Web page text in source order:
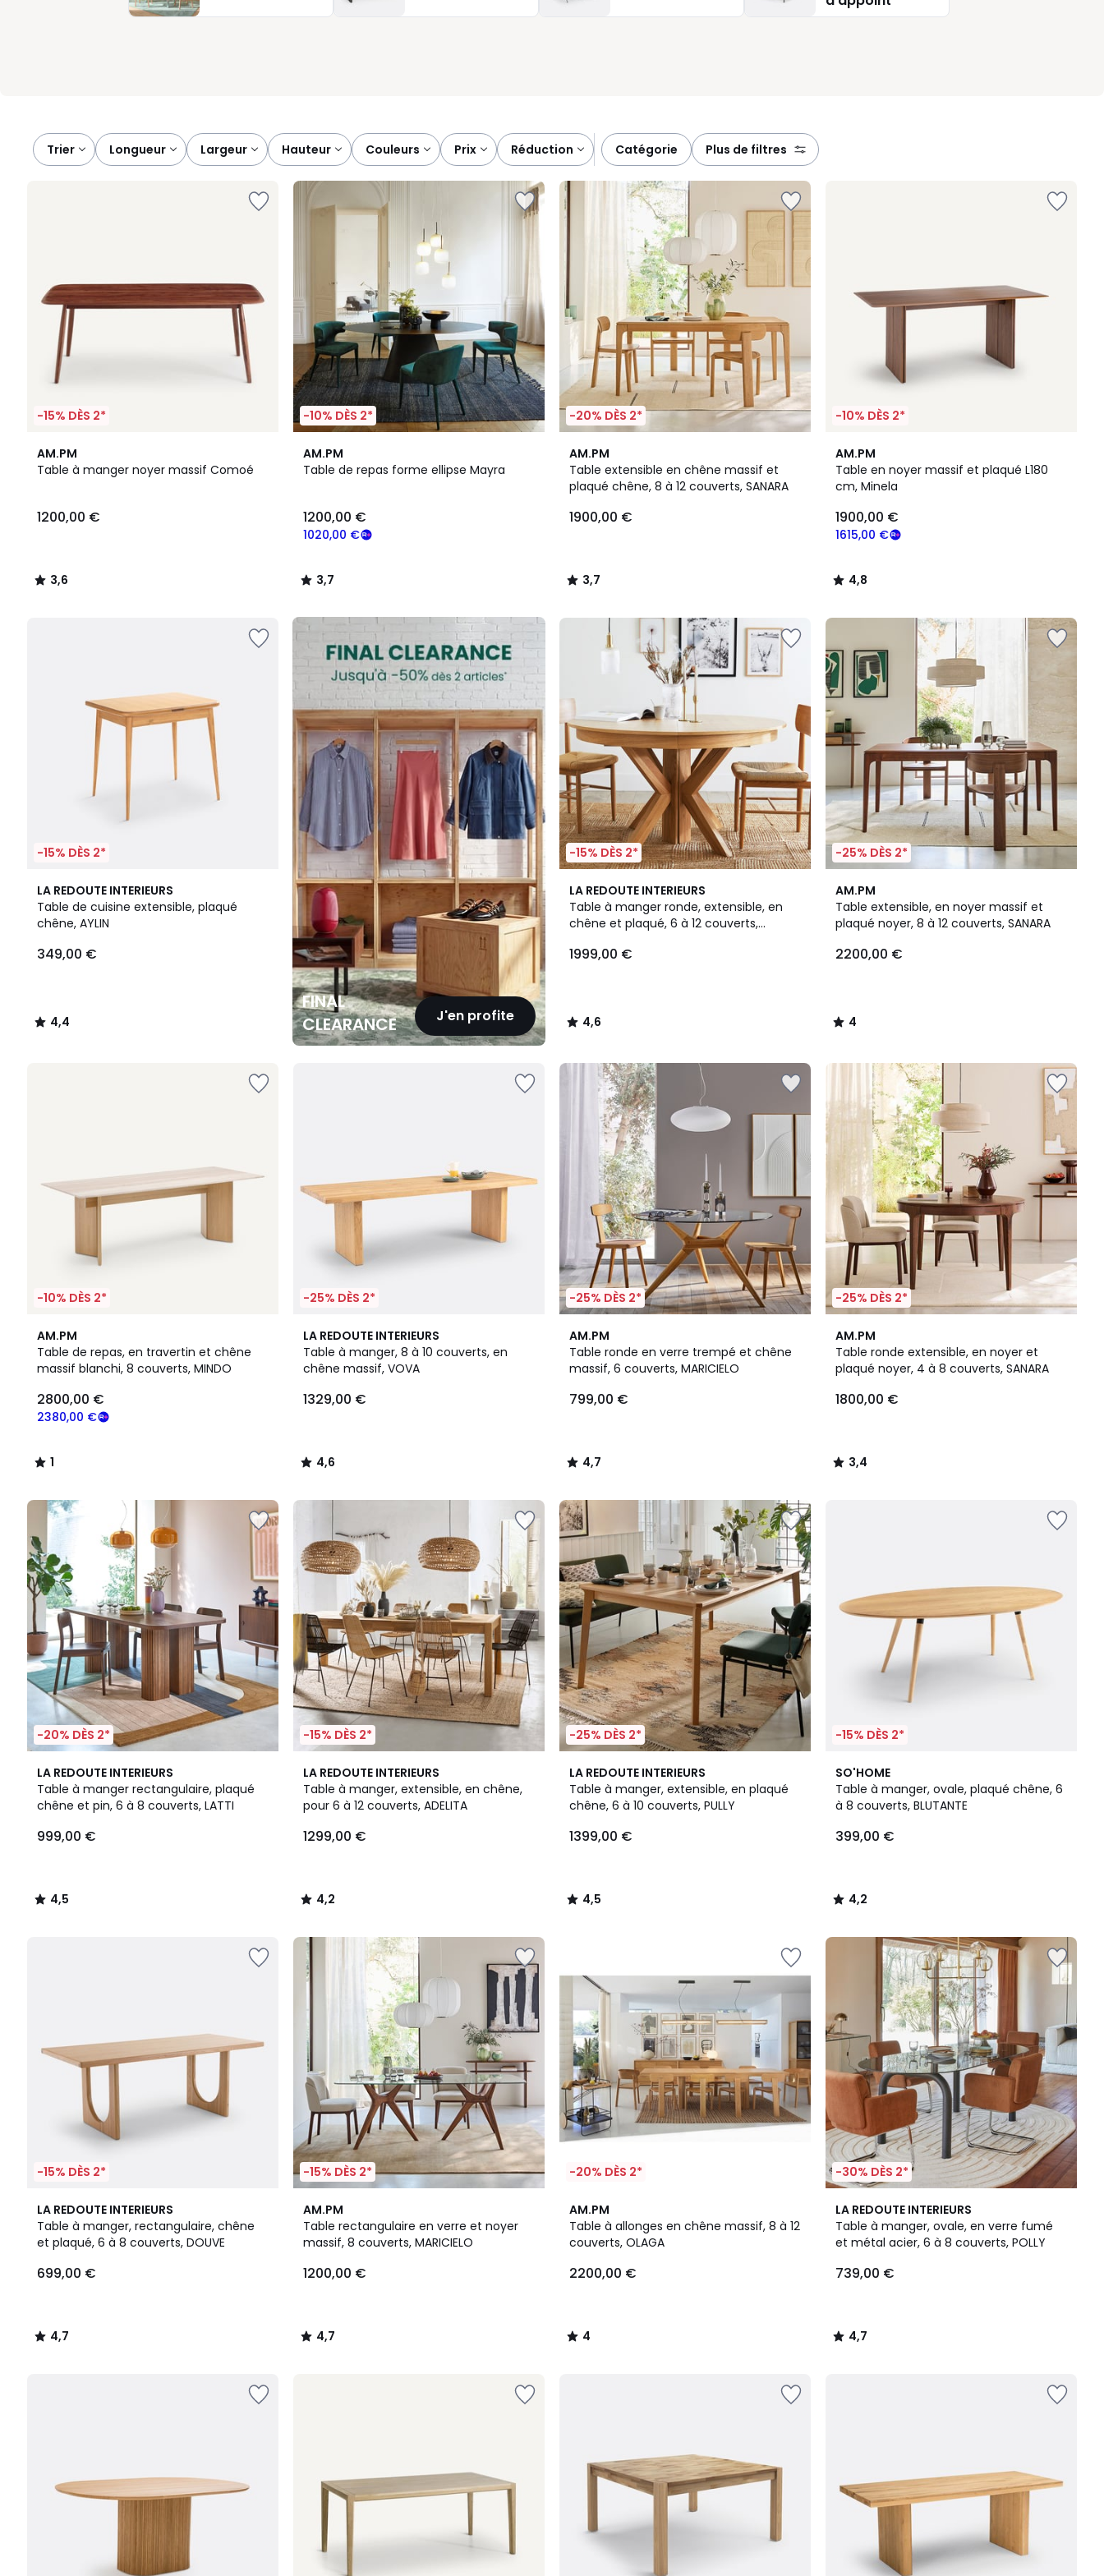
table se choisit avec soin, nous vous proposons différents produits et options pour créer un coin repas convivial et fonctionnel à
Trier longueur largeur hauteur couleurs prix réduction catégorie plus de filtres
-15% DÈS 2*
AM.PM
Table à manger noyer massif Comoé
€.
1200,00 €
3,6
/ 5
3,6
/
-10% DÈS 2*
AM.PM
Table de repas forme ellipse Mayra
1020,00 €
1200,00 €
3,7
/ 5
3,7
/
-20% DÈS 2*
AM.PM
Table extensible en chêne massif et
plaqué chêne, 8 à 12 couverts, SANARA
1900,00 €
3,7
/ 5
3,7
/
-10% DÈS 2*
AM.PM
Table en noyer massif et plaqué L180
cm, Minela
1615,00 €
1900,00 €
4,8
/ 5
4,8
/
-15% DÈS 2*
LA REDOUTE INTERIEURS
Table de cuisine extensible, plaqué
chêne, AYLIN
349,00 €
4,4
/ 5
4,4
/
FINAL
CLEARANCE
J'en profite
FINAL
CLEARANCE
-15% DÈS 2*
LA REDOUTE INTERIEURS
Table à manger ronde, extensible, en
chêne et plaqué, 6 à 12 couverts,
1999,00 €
4,6
/ 5
4,6
/
-25% DÈS 2*
AM.PM
Table extensible, en noyer massif et
plaqué noyer, 8 à 12 couverts, SANARA
2200,00 €
4
/
5
4
/
-10% DÈS 2*
AM.PM
Table de repas, en travertin et chêne
massif blanchi, 8 couverts, MINDO
2380,00 €
2800,00 €
1
/
5
1
/
-25% DÈS 2*
LA REDOUTE INTERIEURS
Table à manger, 8 à 10 couverts, en
chêne massif, VOVA
1329,00 €
4,6
/ 5
4,6
/
-25% DÈS 2*
AM.PM
Table ronde en verre trempé et chêne
massif, 6 couverts, MARICIELO
799,00 €
4,7
/ 5
4,7
/
-25% DÈS 2*
AM.PM
Table ronde extensible, en noyer et
plaqué noyer, 4 à 8 couverts, SANARA
1800,00 €
3,4
/ 5
3,4
/
-20% DÈS 2*
LA REDOUTE INTERIEURS
Table à manger rectangulaire, plaqué
chêne et pin, 6 à 8 couverts, LATTI
999,00 €
4,5
/ 5
4,5
/
-15% DÈS 2*
LA REDOUTE INTERIEURS
Table à manger, extensible, en chêne,
pour 6 à 12 couverts, ADELITA
1299,00 €
4,2
/ 5
4,2
/
-25% DÈS 2*
LA REDOUTE INTERIEURS
Table à manger, extensible, en plaqué
chêne, 6 à 10 couverts, PULLY
1399,00 €
4,5
/ 5
4,5
/
-15% DÈS 2*
SO'HOME
Table à manger, ovale, plaqué chêne, 6
à 8 couverts, BLUTANTE
399,00 €
4,2
/ 5
4,2
/
-15% DÈS 2*
LA REDOUTE INTERIEURS
Table à manger, rectangulaire, chêne
et plaqué, 6 à 8 couverts, DOUVE
699,00 €
4,7
/ 5
4,7
/
-15% DÈS 2*
AM.PM
Table rectangulaire en verre et noyer
massif, 8 couverts, MARICIELO
1200,00 €
4,7
/ 5
4,7
/
-20% DÈS 2*
AM.PM
Table à allonges en chêne massif, 8 à 12
couverts, OLAGA
2200,00 €
4
/
5
4
/
-30% DÈS 2*
LA REDOUTE INTERIEURS
Table à manger, ovale, en verre fumé
et métal acier, 6 à 8 couverts, POLLY
739,00 €
4,7
/ 5
4,7
/